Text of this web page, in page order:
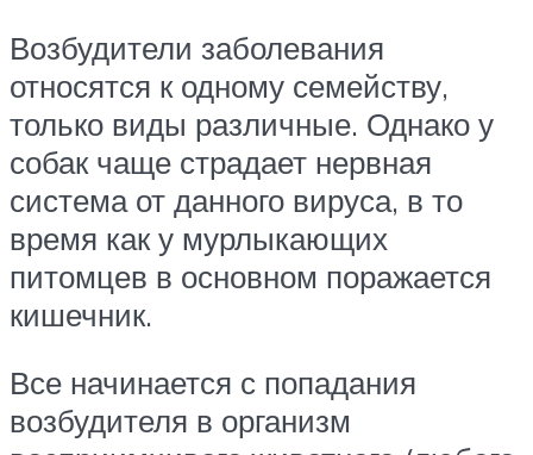
Возбудители заболевания
относятся к одному семейству,
только виды различные. Однако у
собак чаще страдает нервная
система от данного вируса, в то
время как у мурлыкающих
питомцев в основном поражается
кишечник.
Все начинается с попадания
возбудителя в организм